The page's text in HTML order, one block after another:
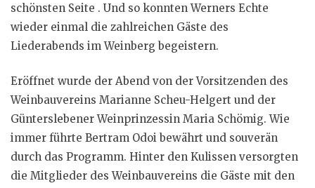
schönsten Seite . Und so konnten Werners Echte
wieder einmal die zahlreichen Gäste des
Liederabends im Weinberg begeistern.
Eröffnet wurde der Abend von der Vorsitzenden des
Weinbauvereins Marianne Scheu-Helgert und der
Günterslebener Weinprinzessin Maria Schömig. Wie
immer führte Bertram Odoi bewährt und souverän
durch das Programm. Hinter den Kulissen versorgten
die Mitglieder des Weinbauvereins die Gäste mit den